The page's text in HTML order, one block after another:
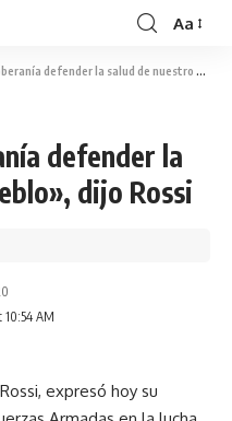
Aa
defender la salud de nuestro pueblo», dijo Rossi
defender la
dijo Rossi
10:54 AM
expresó hoy su